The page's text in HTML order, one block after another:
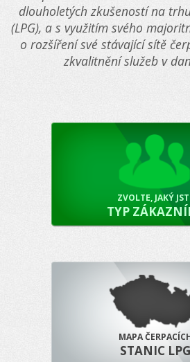
dlouholetých zkušeností na
(LPG), a s využitím svého
o rozšíření své stávající sítě
zkvalitnění služeb v
ZVOLTE, JAKÝ
TYP
MAPA
STANIC LPG